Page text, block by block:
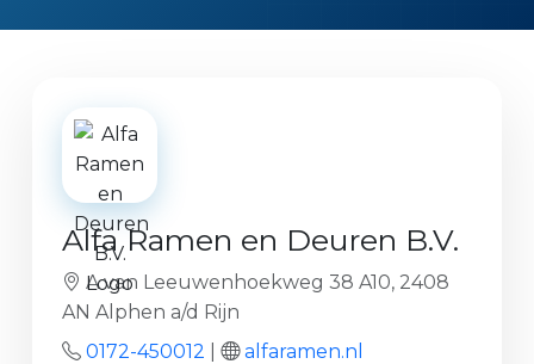
Alfa Ramen en Deuren B.V.
A van Leeuwenhoekweg 38 A10, 2408
AN Alphen a/d Rijn
0172-450012
alfaramen.nl